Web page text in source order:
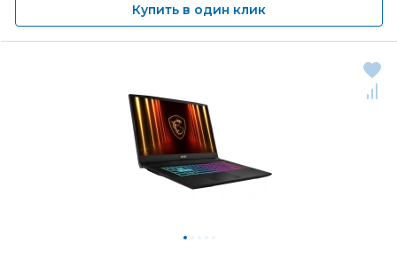
Купить в один клик